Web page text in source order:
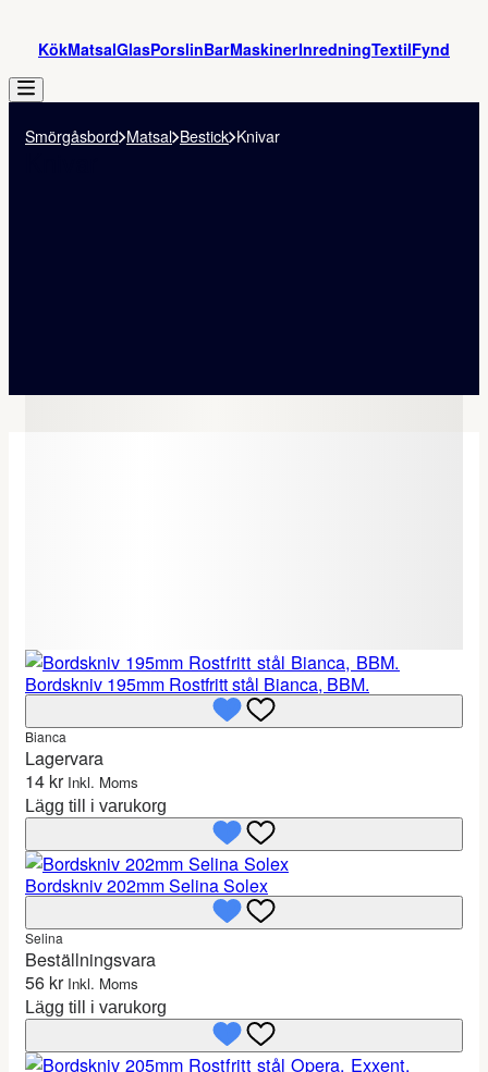
KökMatsalGlasPorslinBarMaskinerInredningTextilFynd
Smörgåsbord Matsal Bestick Knivar
Bordskniv 195mm Rostfritt stål Bianca, BBM.
Bianca
Lagervara
14 kr Inkl. Moms
Lägg till i varukorg
Bordskniv 202mm Selina Solex
Selina
Beställningsvara
56 kr Inkl. Moms
Lägg till i varukorg